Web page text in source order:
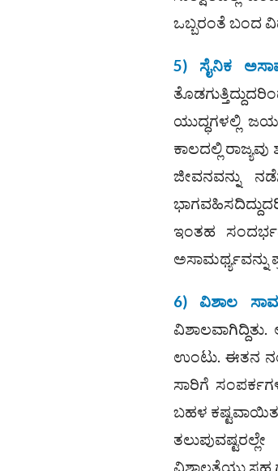
ಒಬ್ಬರಂತೆ ಬಂದ
5) ಸೈನಿಕ
ಯುದ್ಧಗಳಲ್ಲಿ
ಕಾಲದಲ್ಲಿ
ಜೀವನವನ್ನು
ಇಂತಹ
ಅಸಾಮರ್ಥ್ಯವನ್ನು
6) ವಿಶಾಲ
ಉಂಟು. ಈತನ
ಸಾರಿಗೆ
ಬಹಳ
ವಿಶಾಲತೆಯು ಸಹ